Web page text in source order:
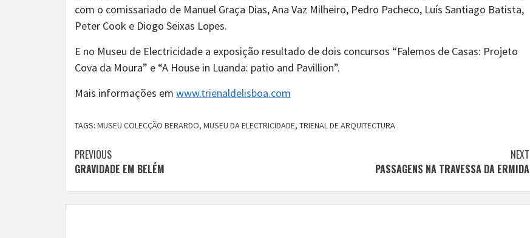
com o comissariado de Manuel Graça Dias, Ana Vaz Milheiro, Pedro Pacheco, Luís Santiago Batista,
Peter Cook e Diogo Seixas Lopes.
E no Museu de Electricidade a exposição resultado de dois concursos “Falemos de Casas: Projeto
Cova da Moura” e “A House in Luanda: patio and Pavillion”.
Mais informações em www.trienaldelisboa.com
TAGS: MUSEU COLECÇÃO BERARDO, MUSEU DA ELECTRICIDADE, TRIENAL DE ARQUITECTURA
Continue
Reading
PREVIOUS
GRAVIDADE EM BELÉM
NEXT
PASSAGENS NA TRAVESSA DA ERMIDA